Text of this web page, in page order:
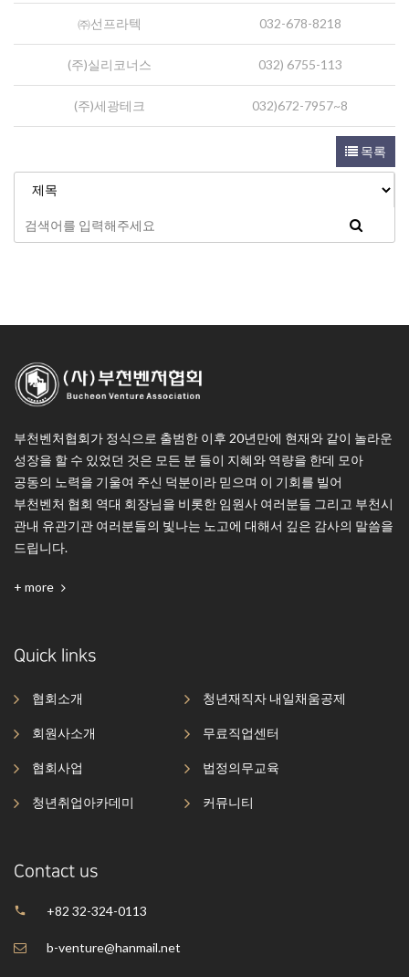
㈜선프라텍 032-678-8218
(주)실리코너스 032) 6755-113
(주)세광테크 032)672-7957~8
목록
부천벤처협회가 정식으로 출범한 이후 20년만에 현재와 같이 놀라운
성장을 할 수 있었던 것은 모든 분 들이 지혜와 역량을 한데 모아
공동의 노력을 기울여 주신 덕분이라 믿으며 이 기회를 빌어
부천벤처 협회 역대 회장님을 비롯한 임원사 여러분들 그리고 부천시
관내 유관기관 여러분들의 빛나는 노고에 대해서 깊은 감사의 말씀을
드립니다.
+ more
Quick links
협회소개
회원사소개
협회사업
청년취업아카데미
청년재직자 내일채움공제
무료직업센터
법정의무교육
커뮤니티
Contact us
+82 32-324-0113
b-venture@hanmail.net